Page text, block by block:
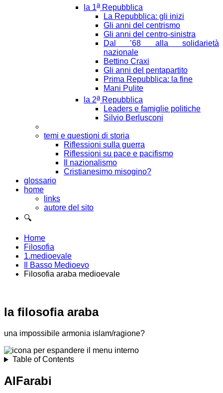
la 1aRepubblica
La Repubblica: gli inizi
Gli anni del centrismo
Gli anni del centro-sinistra
Dal ’68 alla solidarietà
nazionale
Bettino Craxi
Gli anni del pentapartito
Prima Repubblica: la fine
Mani Pulite
la 2aRepubblica
Leaders e famiglie politiche
Silvio Berlusconi
temi e questioni di storia
Riflessioni sulla guerra
Riflessioni su pace e pacifismo
Il nazionalismo
Cristianesimo misogino?
glossario
home
links
autore del sito
🔍
Home
Filosofia
1.medioevale
Il Basso Medioevo
Filosofia araba medioevale
la filosofia araba
una impossibile armonia islam/ragione?
Table of Contents
AlFarabi